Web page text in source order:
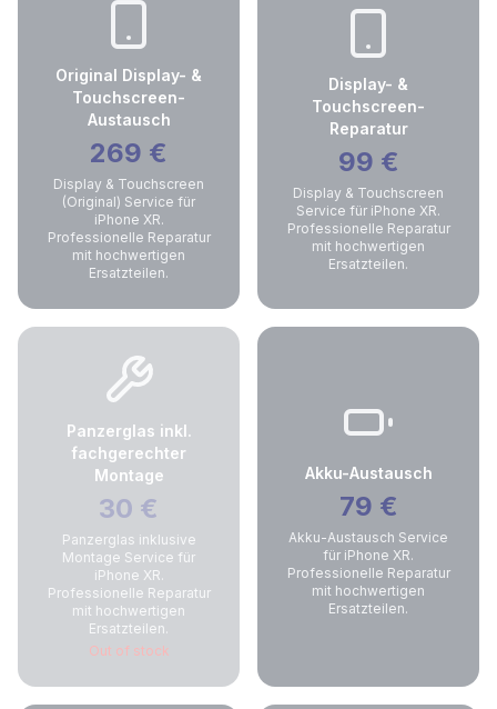
Original Display- &
Touchscreen-
Austausch
269 €
Display & Touchscreen
(Original) Service für
iPhone XR.
Professionelle Reparatur
mit hochwertigen
Ersatzteilen.
Display- &
Touchscreen-
Reparatur
99 €
Display & Touchscreen
Service für iPhone XR.
Professionelle Reparatur
mit hochwertigen
Ersatzteilen.
Panzerglas inkl.
fachgerechter
Montage
30 €
Panzerglas inklusive
Montage Service für
iPhone XR.
Professionelle Reparatur
mit hochwertigen
Ersatzteilen.
Out of stock
Akku-Austausch
79 €
Akku-Austausch Service
für iPhone XR.
Professionelle Reparatur
mit hochwertigen
Ersatzteilen.